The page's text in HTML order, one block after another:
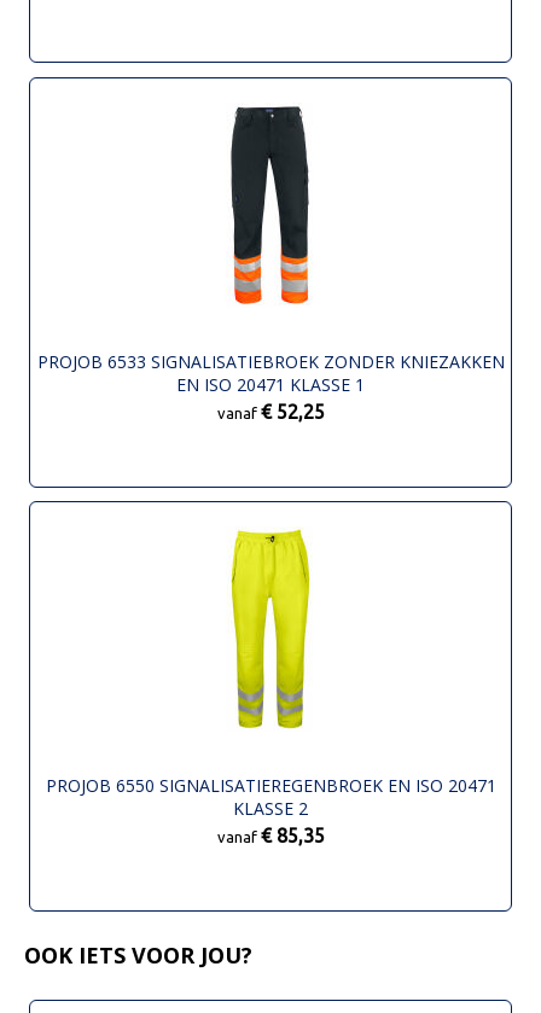
PROJOB 6533 SIGNALISATIEBROEK ZONDER KNIEZAKKEN
EN ISO 20471 KLASSE 1
vanaf € 52,25
PROJOB 6550 SIGNALISATIEREGENBROEK EN ISO 20471
KLASSE 2
vanaf € 85,35
OOK IETS VOOR JOU?